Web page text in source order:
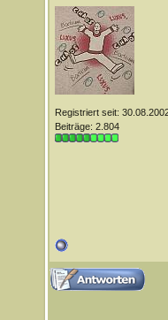
Registriert seit:
Beiträge: 2.804